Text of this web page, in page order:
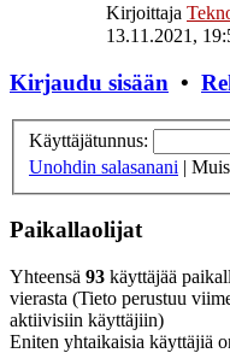
Kirjoittaja
13.11.2021,
Kirjaudu sisään •
Käyttäjätunnus:
Unohdin salasanani |
Paikallaolijat
Yhteensä 93 käyttäjää
vierasta (Tieto perustuu
aktiivisiin käyttäjiin)
Eniten yhtaikaisia käyttäjiä